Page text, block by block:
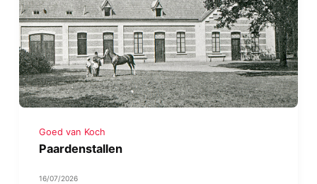
Goed van Koch
Paardenstallen
16/07/2026